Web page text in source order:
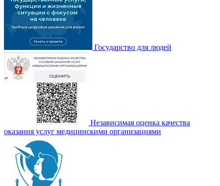
Государство для людей
Независимая оценка качества
оказания услуг медицинскими организациями